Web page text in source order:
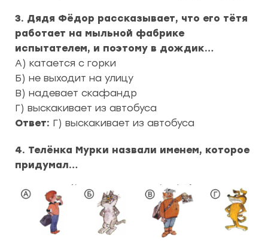
3. Дядя Фёдор рассказывает, что его тётя
работает на мыльной фабрике
испытателем, и поэтому в дождик…
А) катается с горки
Б) не выходит на улицу
В) надевает скафандр
Г) выскакивает из автобуса
Ответ: Г) выскакивает из автобуса
4. Телёнка Мурки назвали именем, которое
придумал…